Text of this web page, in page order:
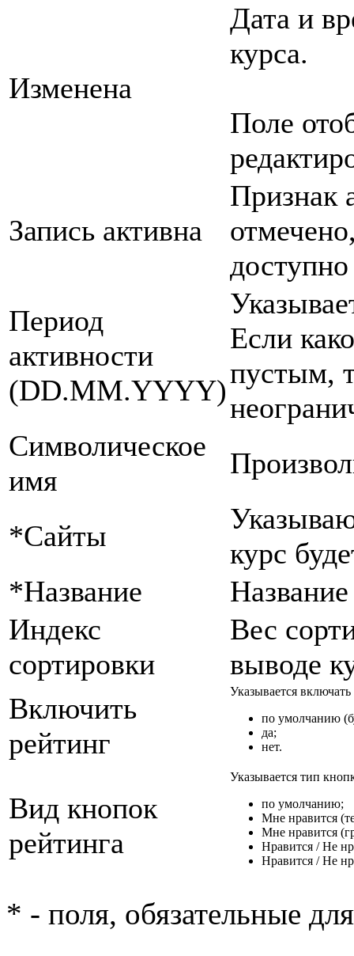
Изменена
Дата и
курса.
Поле
Запись активна
Признак
Период
активности
(DD.MM.YYYY)
Если
пустым,
Символическое
имя
*Сайты
курс
*Название
Индекс
сортировки
Вес
выводе
Включить
рейтинг
Указывается
по умолчанию
да;
нет.
Вид кнопок
рейтинга
Указывается тип
по умолчанию;
Мне нравится
Мне нравится
Нравится / Не
Нравится / Не
* - поля, обязательные